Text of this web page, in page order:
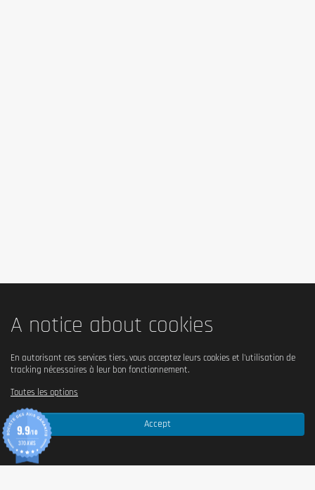
A notice about cookies
Accept
En autorisant ces services tiers, vous acceptez leurs cookies et l'utilisation de
tracking nécessaires à leur bon fonctionnement.
Toutes les options
9.9/10
370 AVIS